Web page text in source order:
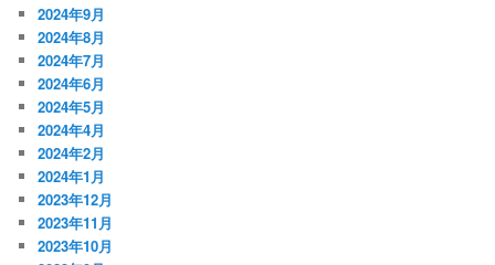
2024年9月
2024年8月
2024年7月
2024年6月
2024年5月
2024年4月
2024年2月
2024年1月
2023年12月
2023年11月
2023年10月